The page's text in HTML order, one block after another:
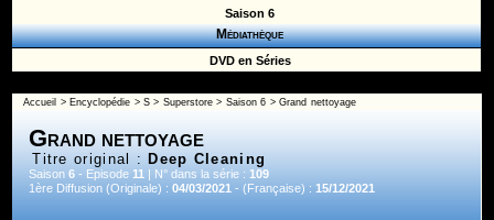
Saison 6
Médiathèque
DVD en Séries
Accueil > Encyclopédie >S > Superstore> Saison 6 > Grand nettoyage
Grand nettoyage
Titre original : Deep Cleaning
Saison6 - Episode11 | N° dans la série :109
1ère Diffusion (Originale) :04/03/2021 - (Française) :15/12/2021